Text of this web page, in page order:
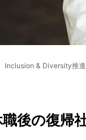
Inclusion & Diversity推
後の復帰